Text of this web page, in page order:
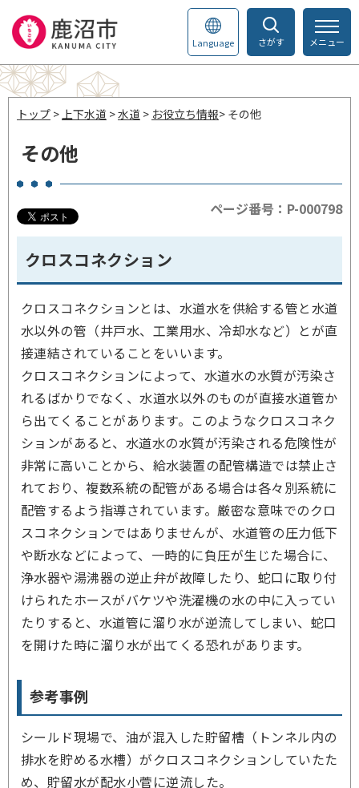
さがす
Language メニュー
トップ >上下水道 >水道 > お役立ち情報> その他
その他
ページ番号：P-000798
クロスコネクション
クロスコネクションとは、水道水を供給する管と水道
水以外の管（井戸水、工業用水、冷却水など）とが直
接連結されていることをいいます。
クロスコネクションによって、水道水の水質が汚染さ
れるばかりでなく、水道水以外のものが直接水道管か
ら出てくることがあります。このようなクロスコネク
ションがあると、水道水の水質が汚染される危険性が
非常に高いことから、給水装置の配管構造では禁止さ
れており、複数系統の配管がある場合は各々別系統に
配管するよう指導されています。厳密な意味でのクロ
スコネクションではありませんが、水道管の圧力低下
や断水などによって、一時的に負圧が生じた場合に、
浄水器や湯沸器の逆止弁が故障したり、蛇口に取り付
けられたホースがバケツや洗濯機の水の中に入ってい
たりすると、水道管に溜り水が逆流してしまい、蛇口
を開けた時に溜り水が出てくる恐れがあります。
参考事例
シールド現場で、油が混入した貯留槽（トンネル内の
排水を貯める水槽）がクロスコネクションしていたた
め、貯留水が配水小菅に逆流した。